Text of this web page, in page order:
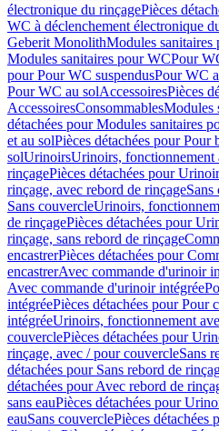
électronique du rinçagePièces
WC à déclenchement électronique
Geberit MonolithModules sanitaires
Modules sanitaires pour WCPour
pour Pour WC suspendusPour WC
Pour WC au solAccessoiresPièces
AccessoiresConsommablesModules
détachées pour Modules sanitaires
et au solPièces détachées pour Pour
solUrinoirsUrinoirs, fonctionnement
rinçagePièces détachées pour
rinçage, avec rebord de rinçageSans
Sans couvercleUrinoirs,
de rinçagePièces détachées pour
rinçage, sans rebord de rinçage
encastrerPièces détachées pour
encastrerAvec commande d'urinoir
Avec commande d'urinoir intégrée
intégréePièces détachées pour Pour
intégréeUrinoirs, fonctionnement
couverclePièces détachées pour
rinçage, avec / pour couvercleSans
détachées pour Sans rebord de
détachées pour Avec rebord de
sans eauPièces détachées pour
eauSans couverclePièces détachées